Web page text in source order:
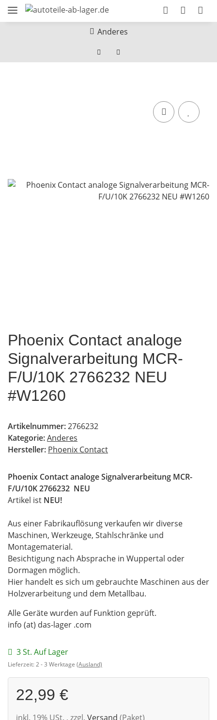
Anderes
Phoenix Contact analoge
Signalverarbeitung MCR-
F/U/10K 2766232 NEU
#W1260
Artikelnummer:2766232
Kategorie:Anderes
Hersteller: Phoenix Contact
Phoenix Contact analoge Signalverarbeitung MCR-
F/U/10K 2766232 NEU
Artikel ist NEU!
Aus einer Fabrikauflösung verkaufen wir diverse
Maschinen, Werkzeuge, Stahlschränke und
Montagematerial.
Besichtigung nach Absprache in Wuppertal oder
Dormagen möglich.
Hier handelt es sich um gebrauchte Maschinen aus der
Holzverarbeitung und dem Metallbau.
Alle Geräte wurden auf Funktion geprüft.
info (at) das-lager .com
3 St. Auf Lager
Lieferzeit:2 - 3 Werktage (Ausland)
22,99 €
inkl. 19% USt. , zzgl. Versand (Paket)